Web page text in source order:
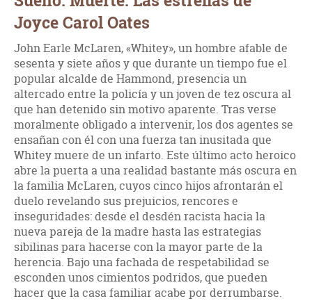
Joyce Carol Oates
John Earle McLaren, «Whitey», un hombre afable de
sesenta y siete años y que durante un tiempo fue el
popular alcalde de Hammond, presencia un
altercado entre la policía y un joven de tez oscura al
que han detenido sin motivo aparente. Tras verse
moralmente obligado a intervenir, los dos agentes se
ensañan con él con una fuerza tan inusitada que
Whitey muere de un infarto. Este último acto heroico
abre la puerta a una realidad bastante más oscura en
la familia McLaren, cuyos cinco hijos afrontarán el
duelo revelando sus prejuicios, rencores e
inseguridades: desde el desdén racista hacia la
nueva pareja de la madre hasta las estrategias
sibilinas para hacerse con la mayor parte de la
herencia. Bajo una fachada de respetabilidad se
esconden unos cimientos podridos, que pueden
hacer que la casa familiar acabe por derrumbarse.